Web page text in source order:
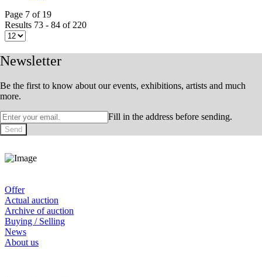
Page 7 of 19
Results 73 - 84 of 220
Newsletter
Be the first to know about our events, exhibitions, artists and much
more.
Fill in the address before sending.
Send
Offer
Actual auction
Archive of auction
Buying / Selling
News
About us